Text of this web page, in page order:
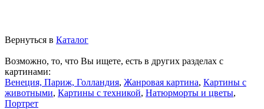
Вернуться в Каталог
Возможно, то, что Вы ищете, есть в других разделах с
картинами:
Венеция, Париж, Голландия, Жанровая картина, Картины с
животными, Картины с техникой, Натюрморты и цветы,
Портрет